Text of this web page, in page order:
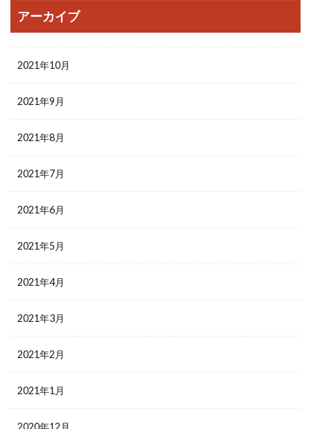
アーカイブ
2021年10月
2021年9月
2021年8月
2021年7月
2021年6月
2021年5月
2021年4月
2021年3月
2021年2月
2021年1月